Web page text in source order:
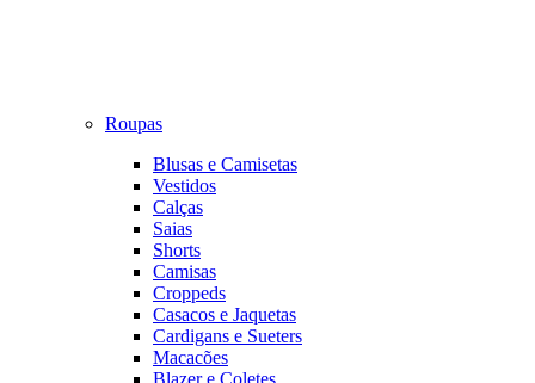
Roupas
Blusas e Camisetas
Vestidos
Calças
Saias
Shorts
Camisas
Croppeds
Casacos e Jaquetas
Cardigans e Sueters
Macacões
Blazer e Coletes